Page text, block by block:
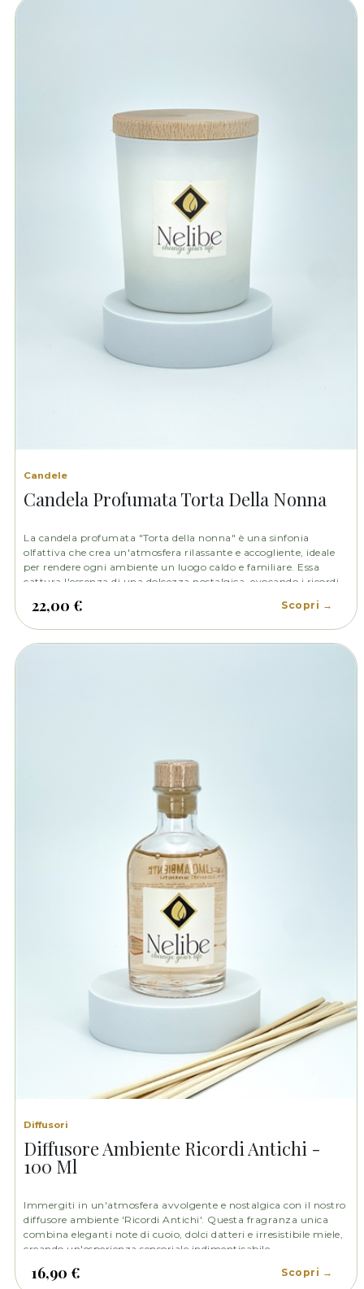
Candele
Candela Profumata Torta Della Nonna
La candela profumata "Torta della nonna" è una sinfonia
olfattiva che crea un'atmosfera rilassante e accogliente, ideale
per rendere ogni ambiente un luogo caldo e familiare. Essa
cattura l'essenza di una dolcezza nostalgica, evocando i ricordi
nonna.
22,00 € Scopri →
Diffusori
Diffusore Ambiente Ricordi Antichi -
100 Ml
Immergiti in un'atmosfera avvolgente e nostalgica con il nostro
diffusore ambiente 'Ricordi Antichi'. Questa fragranza unica
combina eleganti note di cuoio, dolci datteri e irresistibile miele,
creando un'esperienza sensoriale indimenticabile.
16,90 € Scopri →